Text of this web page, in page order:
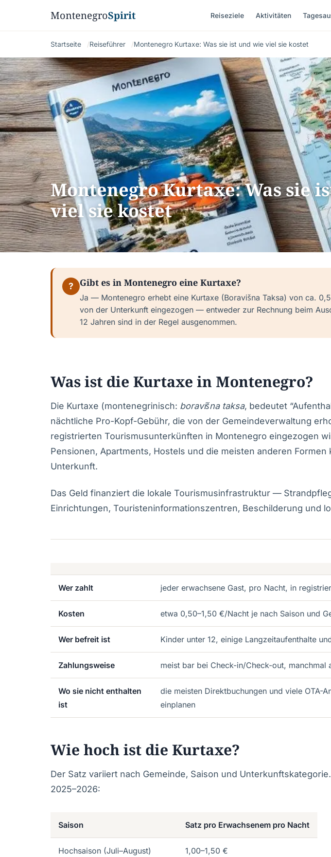
MontenegroSpirit Reiseziele Aktivitäten
Startseite Reiseführer Montenegro Kurtaxe: Was sie ist und wie viel sie kostet
Montenegro Kurtaxe: Was sie
viel sie kostet
? Gibt es in Montenegro eine Kurtaxe?
Ja — Montenegro erhebt eine Kurtaxe (Boravišna Taksa) von ca.
von der Unterkunft eingezogen — entweder zur Rechnung beim
12 Jahren sind in der Regel ausgenommen.
Was ist die Kurtaxe in Montenegro?
Die Kurtaxe (montenegrinisch: boravišna taksa, bedeutet
nächtliche Pro-Kopf-Gebühr, die von der Gemeindeverwaltung
registrierten Tourismusunterkünften in Montenegro eingezogen
Pensionen, Apartments, Hostels und die meisten anderen Formen
Unterkunft.
Das Geld finanziert die lokale Tourismusinfrastruktur —
Einrichtungen, Touristeninformationszentren, Beschilderung und
Wer zahlt jeder erwachsene Gast, pro Nacht, in
Kosten etwa 0,50–1,50 €/Nacht je nach Saison und
Wer befreit ist Kinder unter 12, einige Langzeitaufenthalte
Zahlungsweise meist bar bei Check-in/Check-out, manchmal
Wo sie nicht enthalten
ist
die meisten Direktbuchungen und viele OTA-
einplanen
Wie hoch ist die Kurtaxe?
Der Satz variiert nach Gemeinde, Saison und
2025–2026:
Saison Satz pro Erwachsenem pro Nacht
Hochsaison (Juli–August) 1,00–1,50 €